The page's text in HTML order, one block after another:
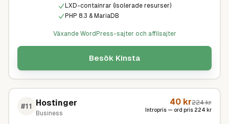
LXD-containrar (isolerade resurser)
PHP 8.3 & MariaDB
Växande WordPress-sajter och affilsajter
Besök Kinsta
#11 Hostinger
Business
40 kr224kr
Intropris — ord pris 224 kr